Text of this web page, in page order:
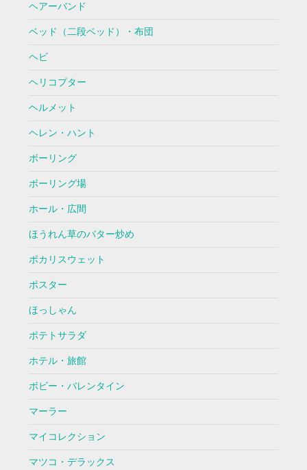
ヘアーバンド
ベッド（二段ベッド）・布団
ヘビ
ヘリコプター
ヘルメット
ヘレン・ハント
ボーリング
ボーリング場
ホール・広間
ほうれん草のバター炒め
ポカリスウェット
ポスター
ほっしゃん
ポテトサラダ
ホテル・旅館
ボビー・バレンタイン
マーラー
マイコレクション
マツコ・デラックス